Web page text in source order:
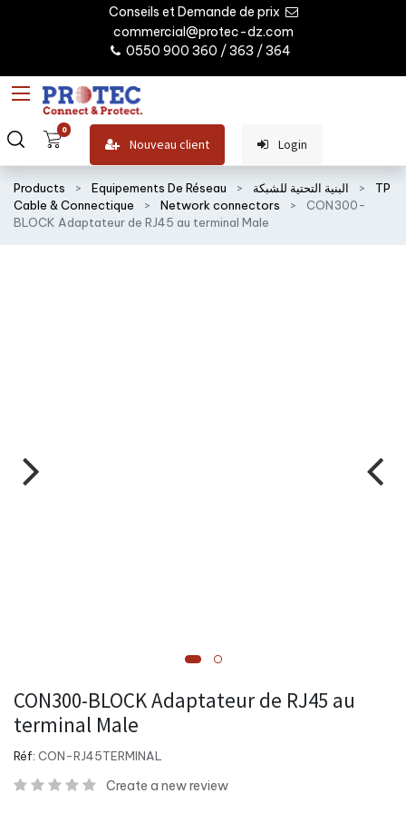
Conseils et Demande de prix
commercial@protec-dz.com
0550 900 360 / 363 / 364
0
Nouveau client Login
Products Equipements De Réseau البنية التحتية للشبكة
TP
Cable & Connectique
Network connectors
CON300-
BLOCK Adaptateur de RJ45 au terminal Male
CON300-BLOCK Adaptateur de RJ45 au
terminal Male
Réf: CON-RJ45TERMINAL
Create a new review